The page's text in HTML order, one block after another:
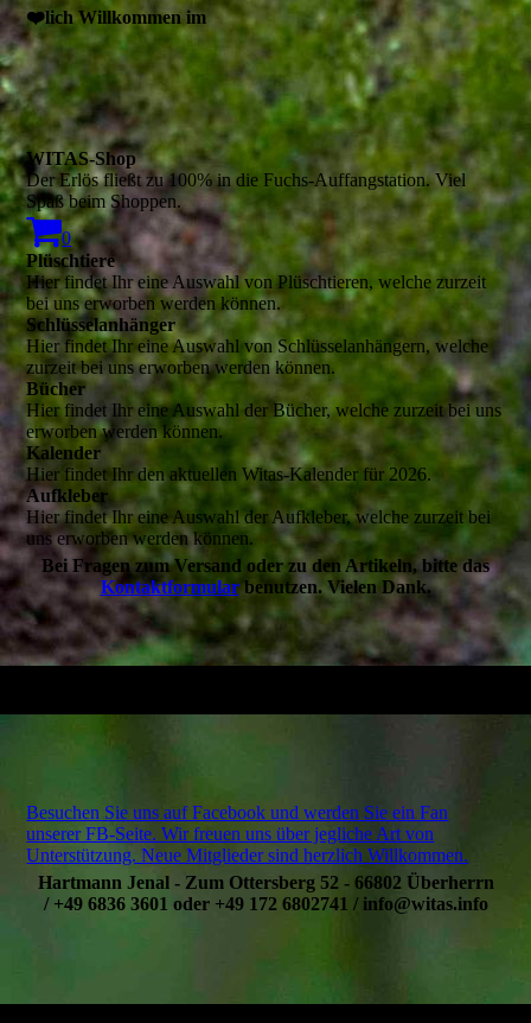
❤️lich Willkommen im
WITAS-Shop
Der Erlös fließt zu 100% in die Fuchs-Auffangstation. Viel
Spaß beim Shoppen.
0
Plüschtiere
Hier findet Ihr eine Auswahl von Plüschtieren, welche zurzeit
bei uns erworben werden können.
Schlüsselanhänger
Hier findet Ihr eine Auswahl von Schlüsselanhängern, welche
zurzeit bei uns erworben werden können.
Bücher
Hier findet Ihr eine Auswahl der Bücher, welche zurzeit bei uns
erworben werden können.
Kalender
Hier findet Ihr den aktuellen Witas-Kalender für 2026.
Aufkleber
Hier findet Ihr eine Auswahl der Aufkleber, welche zurzeit bei
uns erworben werden können.
Bei Fragen zum Versand oder zu den Artikeln, bitte das
Kontaktformularbenutzen. Vielen Dank.
Besuchen Sie uns auf Facebook und werden Sie ein Fan
unserer FB-Seite. Wir freuen uns über jegliche Art von
Unterstützung. Neue Mitglieder sind herzlich Willkommen.
Hartmann Jenal - Zum Ottersberg 52 - 66802 Überherrn
/ +49 6836 3601 oder +49 172 6802741 / info@witas.info